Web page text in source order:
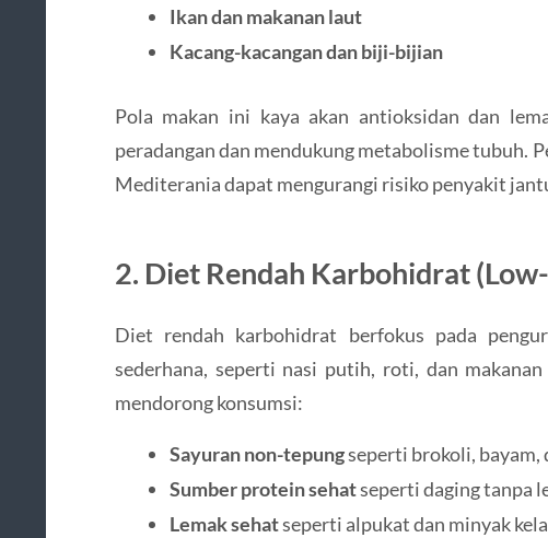
Ikan dan makanan laut
Kacang-kacangan dan biji-bijian
Pola makan ini kaya akan antioksidan dan
peradangan dan mendukung metabolisme tubuh.
Mediterania dapat mengurangi risiko penyakit
2. Diet Rendah Karbohidrat
Diet rendah karbohidrat berfokus pada
sederhana, seperti nasi putih, roti, dan
mendorong konsumsi:
Sayuran non-tepungseperti brokoli, bayam,
Sumber protein sehatseperti daging tanpa
Lemak sehatseperti alpukat dan minyak